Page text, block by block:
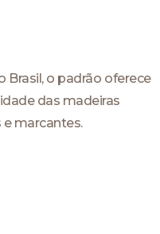
Brasil, o padrão oferece
das madeiras
marcantes.